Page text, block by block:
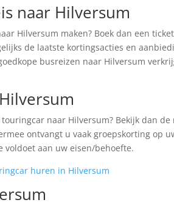
naar Hilversum
Hilversum maken? Boek dan een
de laatste kortingsacties en
busreizen naar Hilversum
naar Hilversum? Bekijk dan
ontvangt u vaak groepskorting op
voldoet aan uw eisen/behoefte.
huren in Hilversum